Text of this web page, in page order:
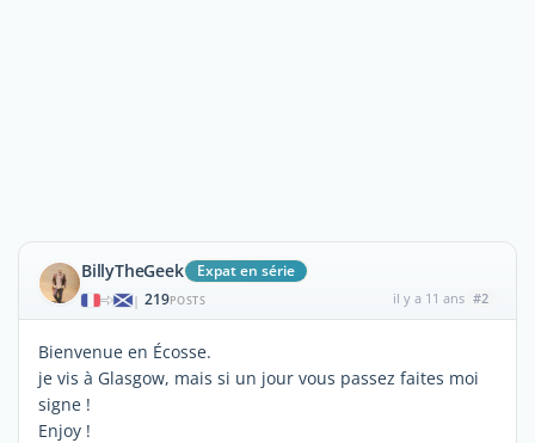
BillyTheGeek Expat en série
| 219POSTS il y a 11 ans #2
Bienvenue en Écosse.
je vis à Glasgow, mais si un jour vous passez faites moi
signe !
Enjoy !